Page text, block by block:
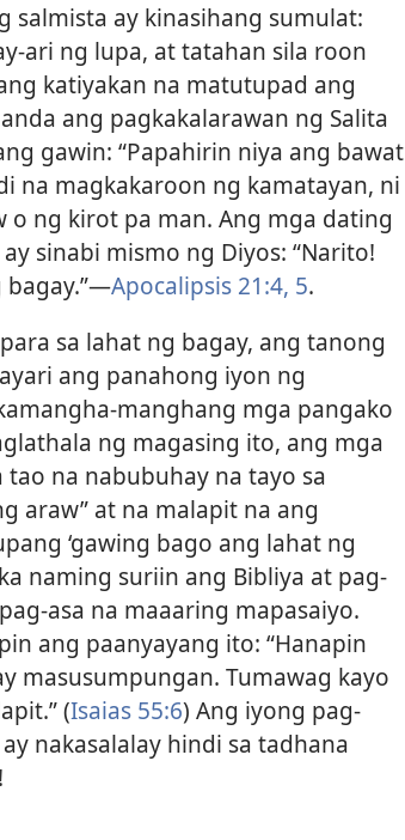
salmista ay kinasihang sumulat:
ari ng lupa, at tatahan sila roon
katiyakan na matutupad ang
ang pagkakalarawan ng Salita
gawin: “Papahirin niya ang bawat
na magkakaroon ng kamatayan, ni
ng kirot pa man. Ang mga dating
sinabi mismo ng Diyos: “Narito!
bagay.”​—Apocalipsis 21:4, 5.
sa lahat ng bagay, ang tanong
ang panahong iyon ng
manghang mga pangako
ng magasing ito, ang mga
tao na nabubuhay na tayo sa
araw” at na malapit na ang
‘gawing bago ang lahat ng
naming suriin ang Bibliya at pag-
asa na maaaring mapasaiyo.
ang paanyayang ito: “Hanapin
masusumpungan. Tumawag kayo
(Isaias 55:6) Ang iyong pag-
nakasalalay hindi sa tadhana